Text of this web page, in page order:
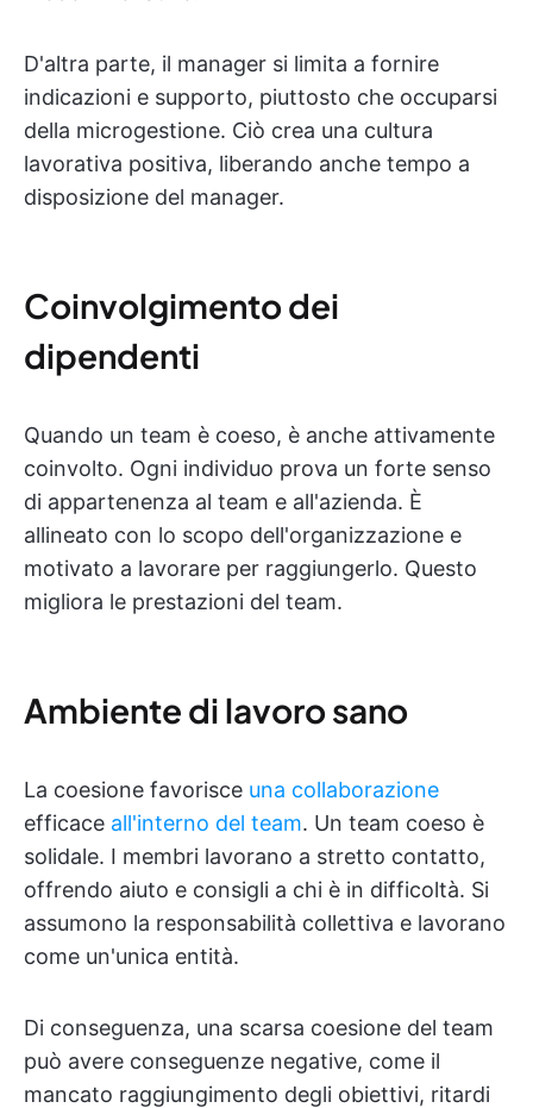
D'altra parte, il manager si limita a fornire
indicazioni e supporto, piuttosto che occuparsi
della microgestione. Ciò crea una cultura
lavorativa positiva, liberando anche tempo a
disposizione del manager.
Coinvolgimento dei
dipendenti
Quando un team è coeso, è anche attivamente
coinvolto. Ogni individuo prova un forte senso
di appartenenza al team e all'azienda. È
allineato con lo scopo dell'organizzazione e
motivato a lavorare per raggiungerlo. Questo
migliora le prestazioni del team.
Ambiente di lavoro sano
La coesione favorisce una collaborazione
efficace all'interno del team. Un team coeso è
solidale. I membri lavorano a stretto contatto,
offrendo aiuto e consigli a chi è in difficoltà. Si
assumono la responsabilità collettiva e lavorano
come un'unica entità.
Di conseguenza, una scarsa coesione del team
può avere conseguenze negative, come il
mancato raggiungimento degli obiettivi, ritardi